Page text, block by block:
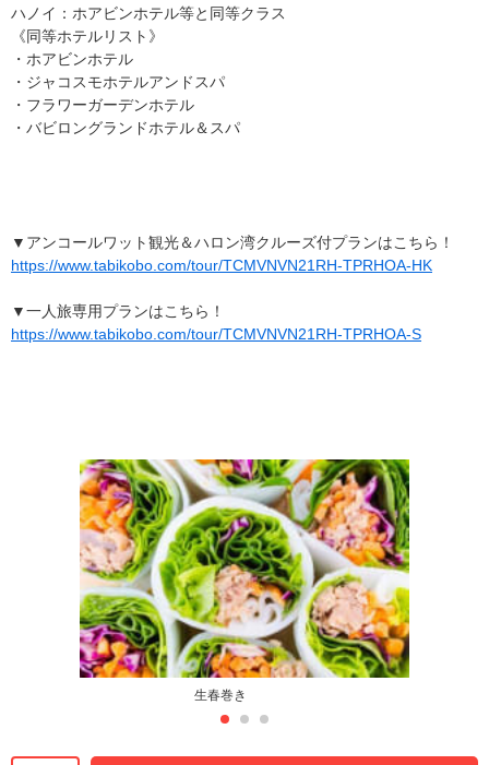
ハノイ：ホアビンホテル等と同等クラス
《同等ホテルリスト》
・ホアビンホテル
・ジャコスモホテルアンドスパ
・フラワーガーデンホテル
・バビロングランドホテル＆スパ
▼アンコールワット観光＆ハロン湾クルーズ付プランはこちら！
https://www.tabikobo.com/tour/TCMVNVN21RH-TPRHOA-HK
▼一人旅専用プランはこちら！
https://www.tabikobo.com/tour/TCMVNVN21RH-TPRHOA-S
生春巻き